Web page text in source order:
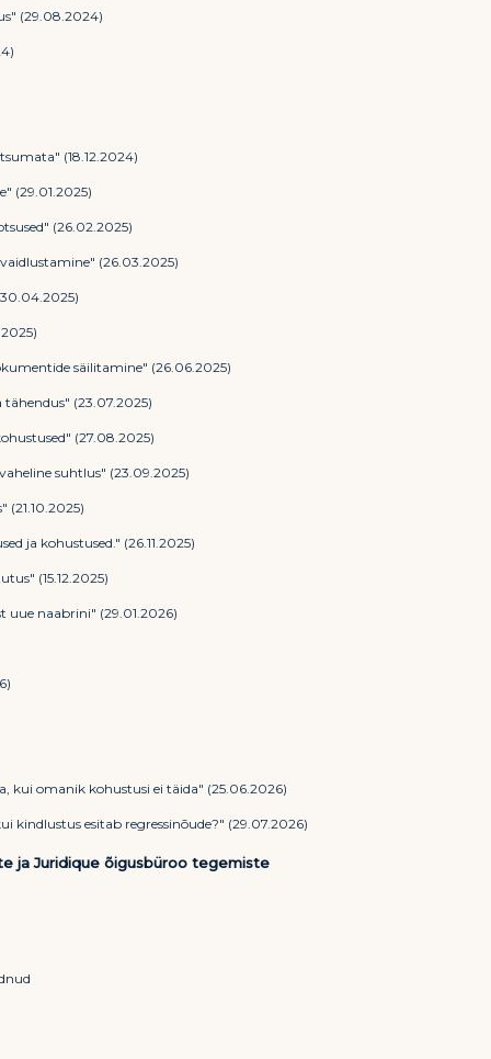
(29.08.2024)
(18.12.2024)
(29.01.2025)
(26.02.2025)
(26.03.2025)
säilitamine" (26.06.2025)
(23.07.2025)
(27.08.2025)
suhtlus" (23.09.2025)
ja kohustused." (26.11.2025)
(15.12.2025)
naabrini" (29.01.2026)
kui omanik kohustusi ei täida" (25.06.2026)
kindlustus esitab regressinõude?" (29.07.2026)
ja Juridique õigusbüroo tegemiste